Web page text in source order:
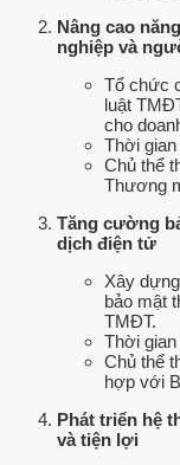
Nâng cao
nghiệp và
Tổ chức
luật
cho
Thời
Chủ thể
Thương
Tăng cường
dịch điện tử
Xây
bảo mật
TMĐT.
Thời
Chủ thể
hợp với
Phát triển hệ
và tiện lợi